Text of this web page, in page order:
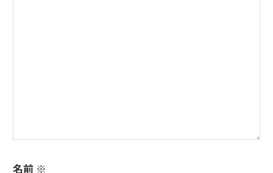
名前 ※